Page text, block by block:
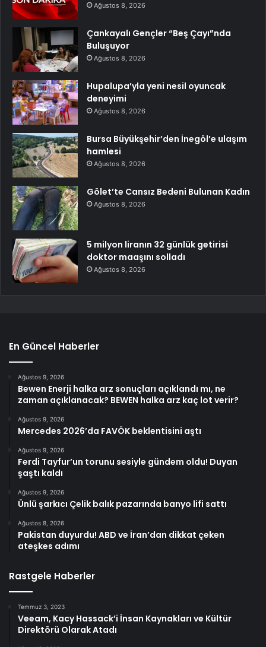
Ağustos 8, 2026
Çankayalı Gençler “Beş Çayı”nda
Buluşuyor
Ağustos 8, 2026
Hupalupa’yla yeni nesil oyuncak
deneyimi
Ağustos 8, 2026
Bursa Büyükşehir’den İnegöl’e ulaşım
hamlesi
Ağustos 8, 2026
Gölet’te Cansız Bedeni Bulunan Kadın
Ağustos 8, 2026
5 milyon liranın 32 günlük getirisi
doktor maaşını solladı
Ağustos 8, 2026
En Güncel Haberler
Ağustos 9, 2026
Bewen Enerji halka arz sonuçları açıklandı mı, ne
zaman açıklanacak? BEWEN halka arz kaç lot verir?
Ağustos 9, 2026
Mercedes 2026’da FAVÖK beklentisini aştı
Ağustos 9, 2026
Ferdi Tayfur’un torunu sesiyle gündem oldu! Duyan
şaştı kaldı
Ağustos 9, 2026
Ünlü şarkıcı Çelik balık pazarında banyo lifi sattı
Ağustos 8, 2026
Pakistan duyurdu! ABD ve İran’dan dikkat çeken
ateşkes adımı
Rastgele Haberler
Temmuz 3, 2023
Veeam, Kacy Hassack’i İnsan Kaynakları ve Kültür
Direktörü Olarak Atadı